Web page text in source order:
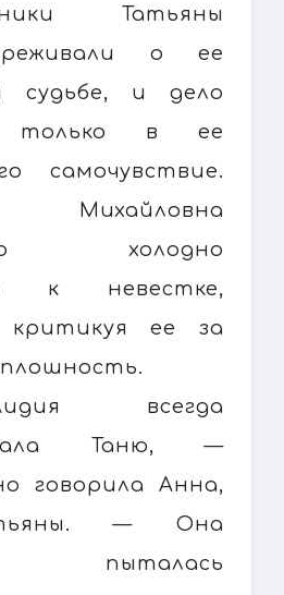
Татьяны
о ее
судьбе, и дело
в ее
самочувствие.
холодно
к невестке,
критикуя ее за
всегда
Таню, —
говорила Анна,
— Она
пыталась